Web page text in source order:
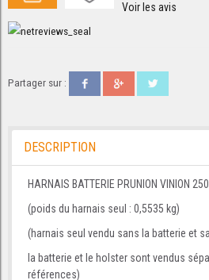
Voir les avis
Partager sur :
DESCRIPTION
HARNAIS BATTERIE PRUNION VINION 250
(poids du harnais seul : 0,5535 kg)
(harnais seul vendu sans la batterie et
la batterie et le holster sont vendus
références)